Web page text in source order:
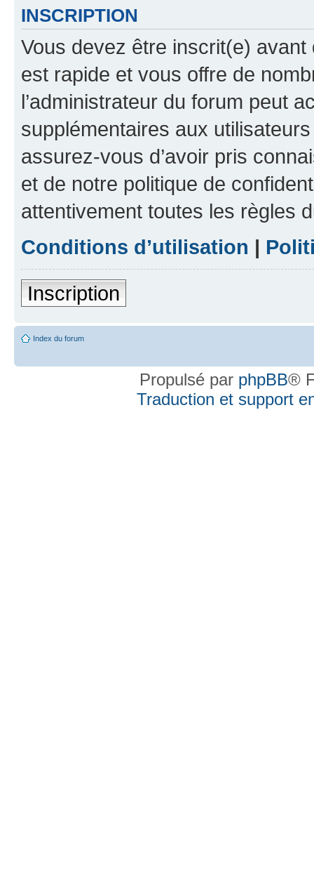
INSCRIPTION
Vous devez être inscrit(e) avant
est rapide et vous offre de
l’administrateur du forum peut
supplémentaires aux
assurez-vous d’avoir pris
et de notre politique de
attentivement toutes les règles
Conditions d’utilisation |
Inscription
Index du forum
Propulsé par phpBB®
Traduction et support